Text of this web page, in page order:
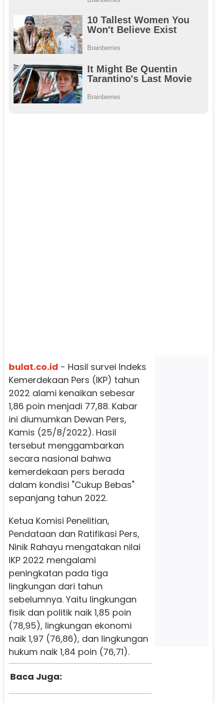
bulat.co.id - Hasil survei Indeks
Kemerdekaan Pers (IKP) tahun
2022 alami kenaikan sebesar
1,86 poin menjadi 77,88. Kabar
ini diumumkan Dewan Pers,
Kamis (25/8/2022). Hasil
tersebut menggambarkan
secara nasional bahwa
kemerdekaan pers berada
dalam kondisi "Cukup Bebas"
sepanjang tahun 2022.
Ketua Komisi Penelitian,
Pendataan dan Ratifikasi Pers,
Ninik Rahayu mengatakan nilai
IKP 2022 mengalami
peningkatan pada tiga
lingkungan dari tahun
sebelumnya. Yaitu lingkungan
fisik dan politik naik 1,85 poin
(78,95), lingkungan ekonomi
naik 1,97 (76,86), dan lingkungan
hukum naik 1,84 poin (76,71).
Baca Juga: